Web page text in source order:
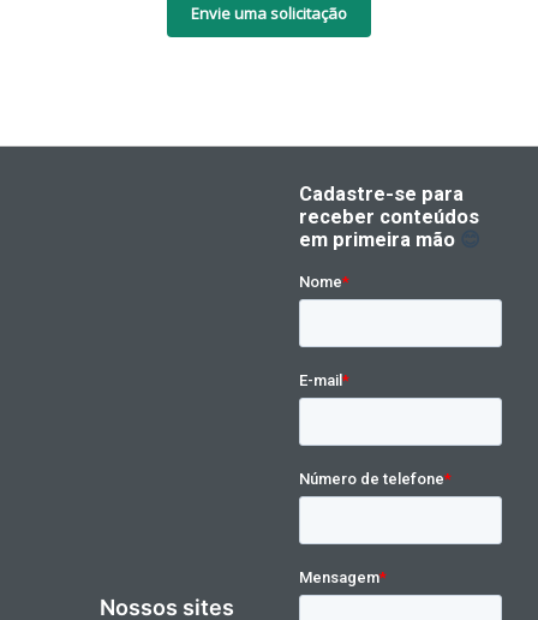
Envie uma solicitação
Nossos sites